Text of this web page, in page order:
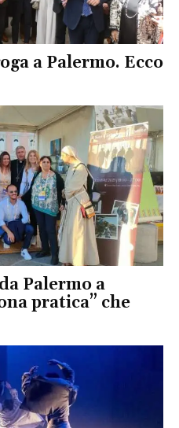
a Palermo. Ecco
Palermo a
pratica” che